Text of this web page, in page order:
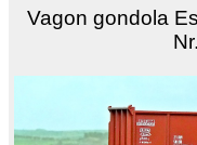
Vagon gondola